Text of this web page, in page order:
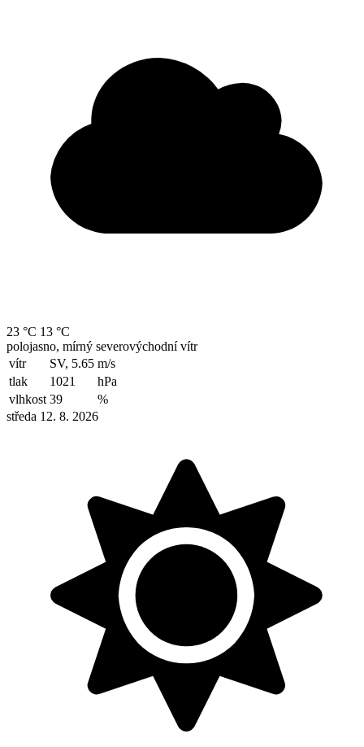
23 °C 13 °C
polojasno, mírný severovýchodní vítr
vítr
SV, 5.65 m/s
tlak
1021
hPa
vlhkost 39
%
středa 12. 8. 2026